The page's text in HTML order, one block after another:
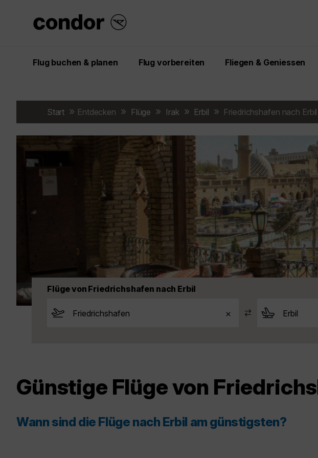
Flug buchen & planen Flug vorbereiten Fliegen & Geniessen
Start Entdecken Flüge Irak Erbil Friedrichshafen nach Erbil
Flüge von Friedrichshafen nach Erbil
Günstige Flüge von
Wann sind die Flüge nach Erbil am günstigsten?